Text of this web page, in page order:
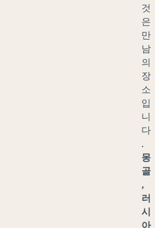
것
은
만
남
의
장
소
입
니
다
.
몽
골
,
러
시
아